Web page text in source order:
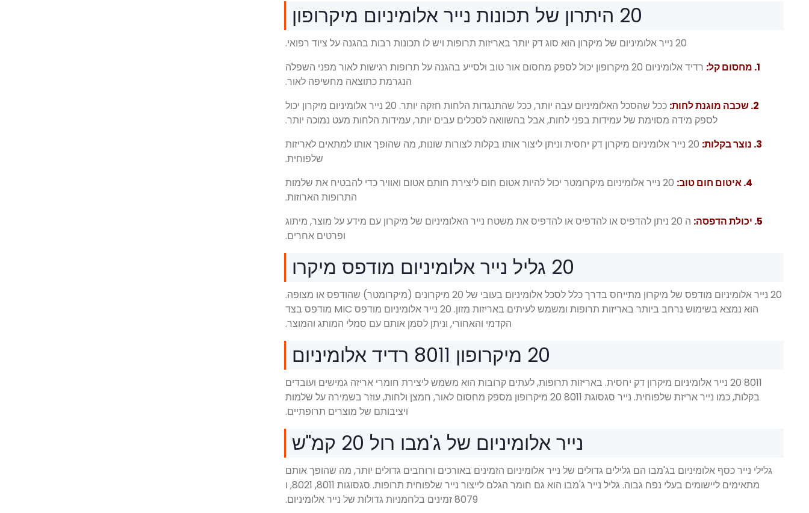
20 היתרון של תכונות נייר אלומיניום מיקרופון
20 נייר אלומיניום של מיקרון הוא סוג דק יותר באריזות תרופות ויש לו תכונות רבות בהגנה על ציוד רפואי.
1. מחסום קל:
רדיד אלומיניום 20 מיקרופון יכול לספק מחסום אור טוב ולסייע בהגנה על תרופות רגישות לאור מפני השפלה
הנגרמת כתוצאה מחשיפה לאור.
2. שכבה מוגנת לחות:
ככל שהסכל האלומיניום עבה יותר, ככל שהתנגדות הלחות חזקה יותר. 20 נייר אלומיניום מיקרון יכול
לספק מידה מסוימת של עמידות בפני לחות, אבל בהשוואה לסכלים עבים יותר, עמידות הלחות מעט נמוכה יותר.
3. נוצר בקלות:
20 נייר אלומיניום מיקרון דק יחסית וניתן ליצור אותו בקלות לצורות שונות, מה שהופך אותו למתאים לאריזות
שלפוחית.
4. איטום חום טוב:
20 נייר אלומיניום מיקרומטר יכול להיות אטום חום ליצירת חותם אטום ואוויר כדי להבטיח את שלמות
התרופות הארוזות.
5. יכולת הדפסה:
ה 20 ניתן להדפיס או להדפיס או להדפיס את משטח נייר האלומיניום של מיקרון עם מידע על מוצר, מיתוג
ופרטים אחרים.
20 גליל נייר אלומיניום מודפס מיקרו
20 נייר אלומיניום מודפס של מיקרון מתייחס בדרך כלל לסכל אלומיניום בעובי של 20 מיקרונים (מיקרומטר) שהודפס או מצופה.
הוא נמצא בשימוש נרחב ביותר באריזות תרופות ומשמש לעיתים באריזות מזון. 20 נייר אלומיניום מודפס MIC מודפס בצד
הקדמי והאחורי, וניתן לסמן אותם עם סמלי המותג והמוצר.
20 מיקרופון 8011 רדיד אלומיניום
8011 20 נייר אלומיניום מיקרון דק יחסית. באריזות תרופות, לעתים קרובות הוא משמש ליצירת חומרי אריזה גמישים ועובדים
בקלות, כמו נייר אריזת שלפוחית. נייר סגסוגת 8011 20 מיקרופון מספק מחסום לאור, חמצן ולחות, עוזר בשמירה על שלמות
ויציבותם של מוצרים תרופתיים.
נייר אלומיניום של ג'מבו רול 20 קמ"ש
גלילי נייר כסף אלומיניום בג'מבו הם גלילים גדולים של נייר אלומיניום הזמינים באורכים ורוחבים גדולים יותר, מה שהופך אותם
מתאימים ליישומים בעלי נפח גבוה. גליל נייר ג'מבו הוא גם חומר הגלם לייצור נייר שלפוחית תרופות. סגסוגות 8011, 8021, ו
8079 זמינים בלחמניות גדולות של נייר אלומיניום.